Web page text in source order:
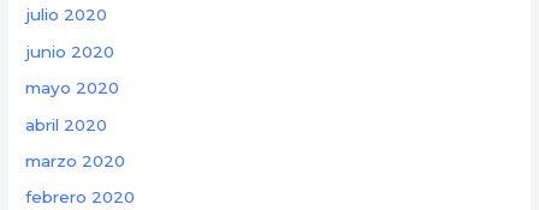
julio 2020
junio 2020
mayo 2020
abril 2020
marzo 2020
febrero 2020